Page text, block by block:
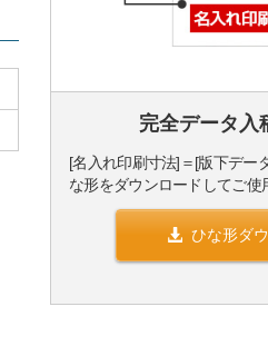
完全データ入
[名入れ印刷寸法]＝[版下デー
な形をダウンロードしてご使
ひな形ダ